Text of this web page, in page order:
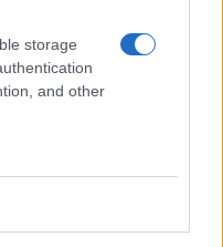
storage
and other